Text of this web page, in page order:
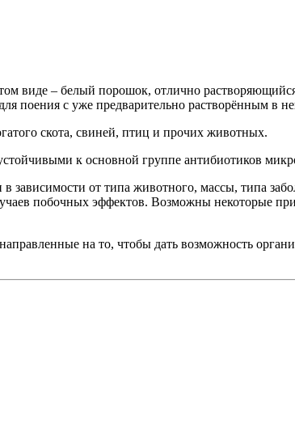
виде – белый порошок, отлично растворяющийся
поения с уже предварительно растворённым в
скота, свиней, птиц и прочих животных.
к основной группе антибиотиков
зависимости от типа животного, массы, типа
побочных эффектов. Возможны некоторые
на то, чтобы дать возможность